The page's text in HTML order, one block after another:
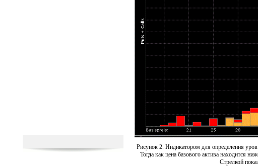
Рисунок 2. Индикатором для определения
Тогда как цена базового актива находится
Стрелкой